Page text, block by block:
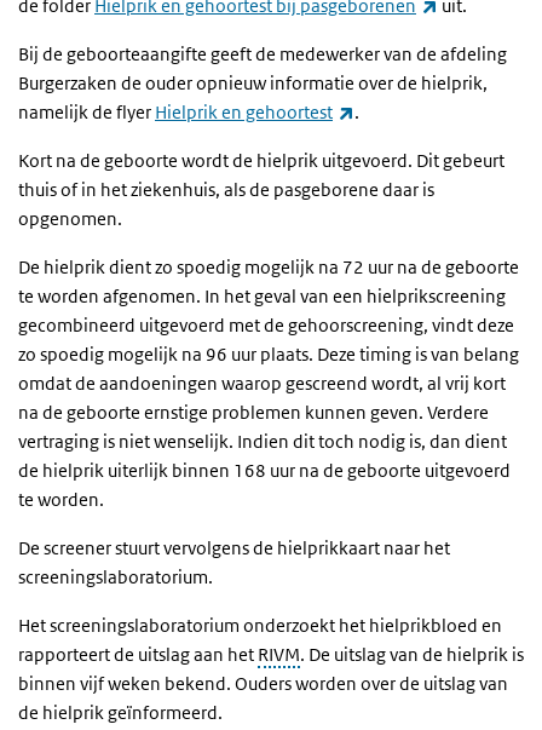
de folder Hielprik en gehoortest bij pasgeborenen uit.
Bij de geboorteaangifte geeft de medewerker van de afdeling
Burgerzaken de ouder opnieuw informatie over de hielprik,
namelijk de flyer Hielprik en gehoortest (link is external)
.
Kort na de geboorte wordt de hielprik uitgevoerd. Dit gebeurt
thuis of in het ziekenhuis, als de pasgeborene daar is
opgenomen.
De hielprik dient zo spoedig mogelijk na 72 uur na de geboorte
te worden afgenomen. In het geval van een hielprikscreening
gecombineerd uitgevoerd met de gehoorscreening, vindt deze
zo spoedig mogelijk na 96 uur plaats. Deze timing is van belang
omdat de aandoeningen waarop gescreend wordt, al vrij kort
na de geboorte ernstige problemen kunnen geven. Verdere
vertraging is niet wenselijk. Indien dit toch nodig is, dan dient
de hielprik uiterlijk binnen 168 uur na de geboorte uitgevoerd
te worden.
De screener stuurt vervolgens de hielprikkaart naar het
screeningslaboratorium.
Het screeningslaboratorium onderzoekt het hielprikbloed en
rapporteert de uitslag aan het RIVM. De uitslag van de hielprik is
binnen vijf weken bekend. Ouders worden over de uitslag van
de hielprik geïnformeerd.